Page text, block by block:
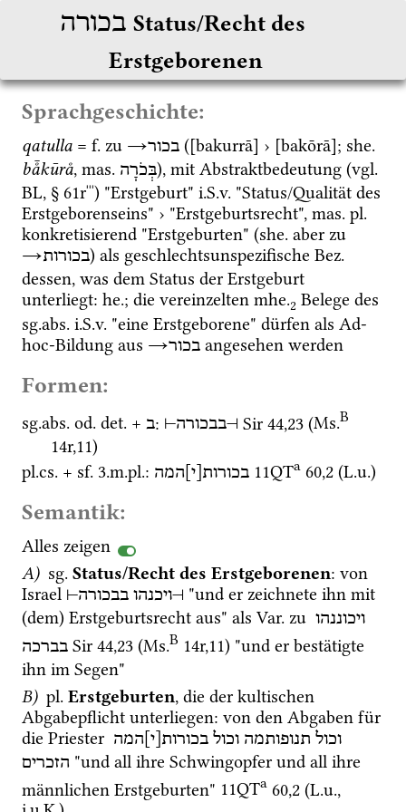
בכורה Status/Recht des
Erstgeborenen
Sprachgeschichte:
qatulla = f. zu →בכור ([bakurrā] › [bakōrā]; she.
bå̄kūrå, mas. בְּכֹרָה), mit Abstraktbedeutung (vgl.
BL, § 61rˈˈˈ) "Erstgeburt" i.S.v. "Status/Qualität des
Erstgeborenseins" › "Erstgeburtsrecht", mas. pl.
konkretisierend "Erstgeburten" (she.
→בכורות) als geschlechtsunspezifische Bez.
dessen, was dem Status der Erstgeburt
unterliegt: he.; die vereinzelten mhe.2
sg.abs. i.S.v. "eine Erstgeborene" dürfen als Ad-
hoc-Bildung aus →בכור angesehen werden
Formen:
sg.abs. od. det. + ב: ⊢בבכורה⊣ Sir 44,23 (Ms.B
14r,11)
pl.cs. + sf. 3.m.pl.: בכורות[י]המה 11QTa 60,2 (L.u.)
Semantik:
Alles zeigen
A) sg. Status/Recht des Erstgeborenen: von
Israel
⊢ויכנהו בבכורה⊣
"und er zeichnete ihn mit
(dem) Erstgeburtsrecht aus" als Var. zu ויכוננהו
בברכה Sir 44,23 (Ms.B 14r,11) "und er bestätigte
ihn im Segen"
B) pl. Erstgeburten, die der kultischen
Abgabepflicht unterliegen: von den Abgaben für
die Priester
וכול תנופותמה וכול בכורות[י]המה
הזכרים "und all ihre Schwingopfer und all ihre
männlichen Erstgeburten" 11QTa 60,2 (L.u.